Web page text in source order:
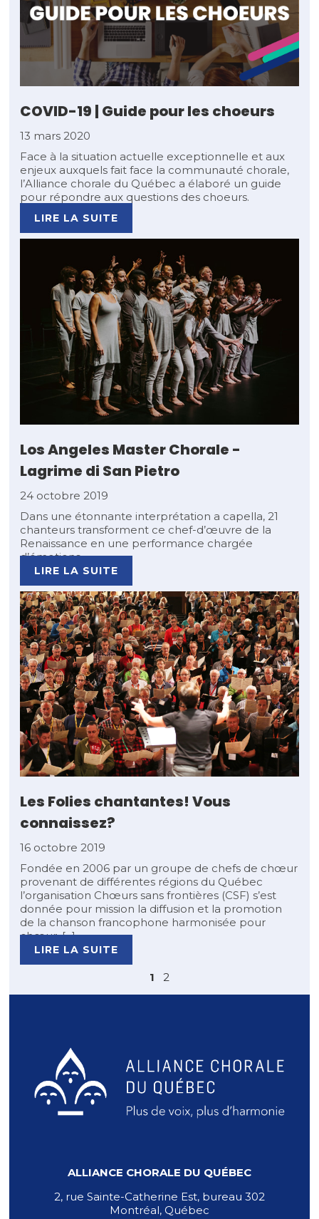
COVID-19 | Guide pour les choeurs
13 mars 2020
Face à la situation actuelle exceptionnelle et aux
enjeux auxquels fait face la communauté chorale,
l’Alliance chorale du Québec a élaboré un guide
pour répondre aux questions des choeurs.
LIRE LA SUITE
Los Angeles Master Chorale -
Lagrime di San Pietro
24 octobre 2019
Dans une étonnante interprétation a capella, 21
chanteurs transforment ce chef-d’œuvre de la
Renaissance en une performance chargée
d’émotions.
LIRE LA SUITE
Les Folies chantantes! Vous
connaissez?
16 octobre 2019
Fondée en 2006 par un groupe de chefs de chœur
provenant de différentes régions du Québec
l’organisation Chœurs sans frontières (CSF) s’est
donnée pour mission la diffusion et la promotion
de la chanson francophone harmonisée pour
chœur. [...]
LIRE LA SUITE
1 2
ALLIANCE CHORALE DU QUÉBEC
2, rue Sainte-Catherine Est, bureau 302
Montréal, Québec